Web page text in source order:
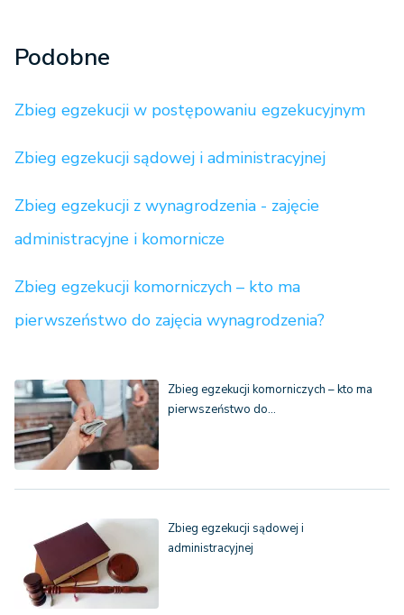
Podobne
Zbieg egzekucji w postępowaniu egzekucyjnym
Zbieg egzekucji sądowej i administracyjnej
Zbieg egzekucji z wynagrodzenia - zajęcie
administracyjne i komornicze
Zbieg egzekucji komorniczych – kto ma
pierwszeństwo do zajęcia wynagrodzenia?
Zbieg egzekucji komorniczych – kto ma
pierwszeństwo do…
Zbieg egzekucji sądowej i
administracyjnej